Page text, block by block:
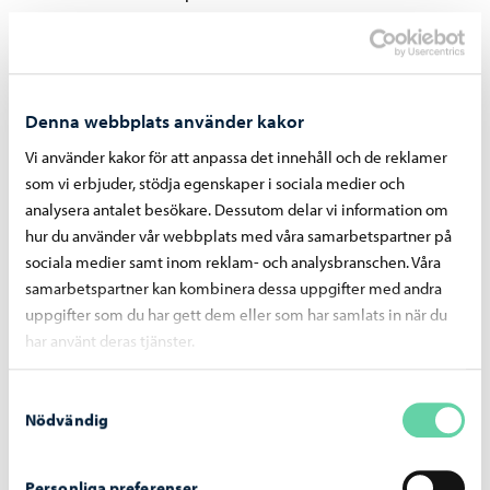
Denna webbplats använder kakor
Vi använder kakor för att anpassa det innehåll och de reklamer
som vi erbjuder, stödja egenskaper i sociala medier och
analysera antalet besökare. Dessutom delar vi information om
hur du använder vår webbplats med våra samarbetspartner på
sociala medier samt inom reklam- och analysbranschen. Våra
samarbetspartner kan kombinera dessa uppgifter med andra
uppgifter som du har gett dem eller som har samlats in när du
har använt deras tjänster.
Nödvändig
I Konsthallen finns dessutom Fikka
och Hörnan
Galleria Fikka
5.01–11.02 Johanna Pöykkö
16.02–24.03 Paola Guzman Figueroa
10.05–16.06 Huber/Saarikko